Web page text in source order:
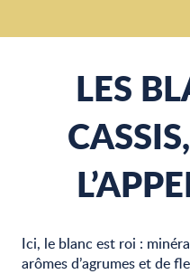
LES
Ici, le blanc est roi :
arômes d’agrumes et de